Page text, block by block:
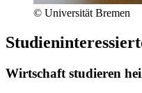
© Universität Bremen
Wirtschaft studieren